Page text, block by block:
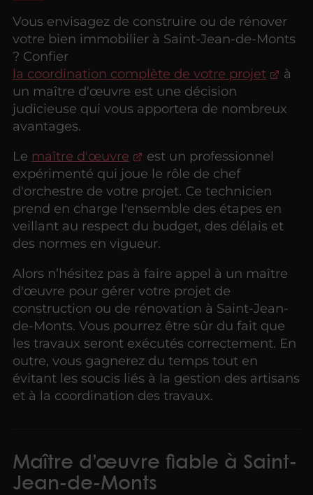
Vous envisagez de construire ou de rénover
votre bien immobilier à Saint-Jean-de-Monts
? Confier
la coordination complète de votre projet
à
un maître d'œuvre est une décision
judicieuse qui vous apportera de nombreux
avantages.
Le maître d'œuvre
est un professionnel
expérimenté qui joue le rôle de chef
d'orchestre de votre projet. Ce technicien
prend en charge l'ensemble des étapes en
veillant au respect du budget, des délais et
des normes en vigueur.
Alors n’hésitez pas à faire appel à un maître
d'œuvre pour gérer votre projet de
construction ou de rénovation à Saint-Jean-
de-Monts. Vous pourrez être sûr du fait que
les travaux seront exécutés correctement. En
outre, vous gagnerez du temps tout en
évitant les soucis liés à la gestion des artisans
et à la coordination des travaux.
Maître d’œuvre fiable à Saint-
Jean-de-Monts